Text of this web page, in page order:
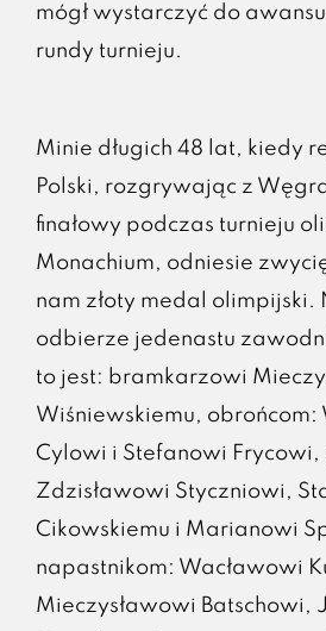
mógł wystarczyć do
rundy turnieju.
Minie długich 48 lat, kiedy
Polski, rozgrywając z
finałowy podczas turnieju
Monachium, odniesie
nam złoty medal olimpijski.
odbierze jedenastu
to jest: bramkarzowi
Wiśniewskiemu,
Cylowi i Stefanowi Frycowi,
Zdzisławowi Styczniowi,
Cikowskiemu i Marianowi
napastnikom: Wacławowi
Mieczysławowi Batschowi,